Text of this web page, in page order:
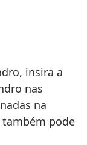
insira a
nas
na
pode